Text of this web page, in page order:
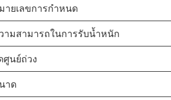
ายเลขการกำหนด
ามสามารถในการรับน้ำหนัก
ศูนย์ถ่วง
าด